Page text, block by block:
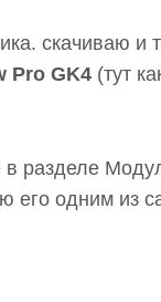
скачиваю и
Pro GK4 (тут
в разделе
его одним из